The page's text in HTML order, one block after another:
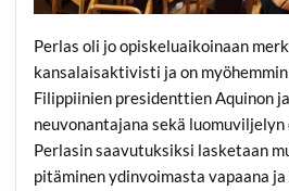
Perlas oli jo opiskeluaikoinaan
kansalaisaktivisti ja on
Filippiinien presidenttien Aquinon
neuvonantajana sekä
Perlasin saavutuksiksi lasketaan
pitäminen ydinvoimasta vapaana